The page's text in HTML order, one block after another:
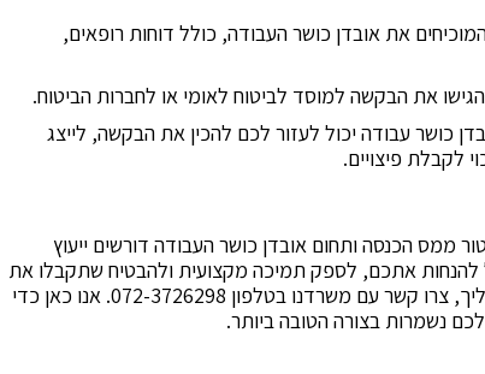
את אובדן כושר העבודה, כולל דוחות רופאים,
את הבקשה למוסד לביטוח לאומי או לחברות הביטוח.
כושר עבודה יכול לעזור לכם להכין את הבקשה, לייצג
לקבלת פיצויים.
ממס הכנסה ותחום אובדן כושר העבודה דורשים ייעוץ
להנחות אתכם, לספק תמיכה מקצועית ולהבטיח שתקבלו את
התמיכה המגיעה לכם. אם אתם זקוקים לסיוע בתהליך, צרו קשר עם משרדנו בטלפון 072-3726298. אנו כאן כדי
נשמרות בצורה הטובה ביותר.